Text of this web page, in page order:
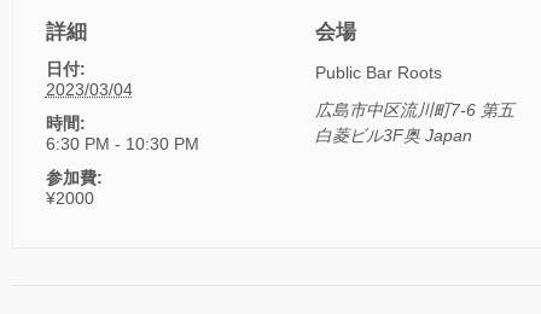
詳細
日付:
2023/03/04
時間:
6:30 PM - 10:30 PM
参加費:
¥2000
会場
Public Bar Roots
広島市中区流川町7-6 第五
白菱ビル3F奥 Japan